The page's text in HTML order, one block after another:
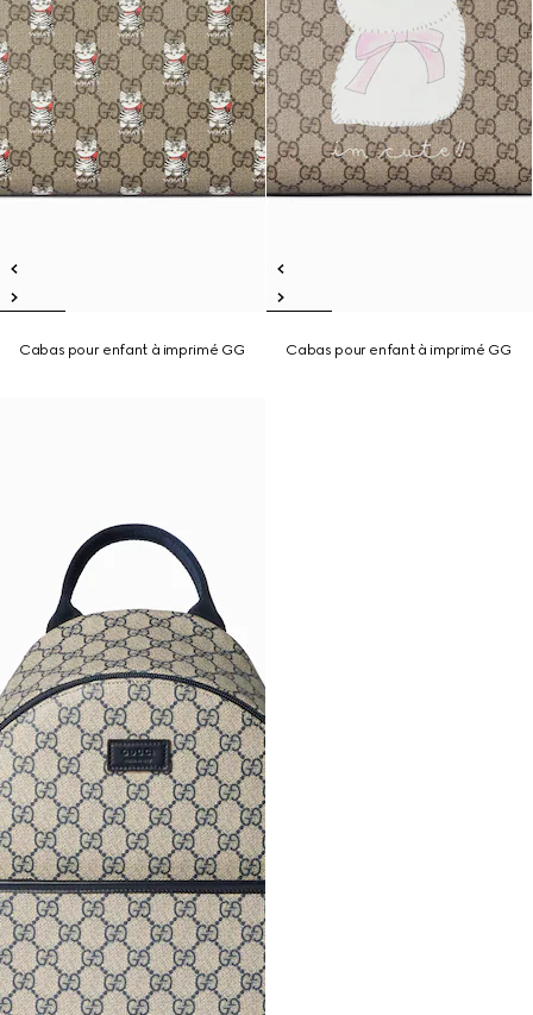
Cabas pour enfant à imprimé GG Cabas pour enfant à imprimé GG